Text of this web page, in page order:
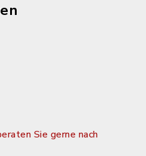
Sie gerne nach